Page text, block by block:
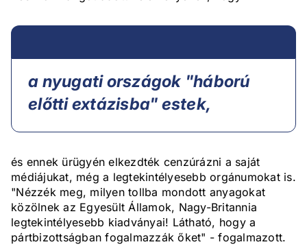
a nyugati országok "háború
előtti extázisba" estek,
és ennek ürügyén elkezdték cenzúrázni a saját
médiájukat, még a legtekintélyesebb orgánumokat is.
"Nézzék meg, milyen tollba mondott anyagokat
közölnek az Egyesült Államok, Nagy-Britannia
legtekintélyesebb kiadványai! Látható, hogy a
pártbizottságban fogalmazzák őket" - fogalmazott.